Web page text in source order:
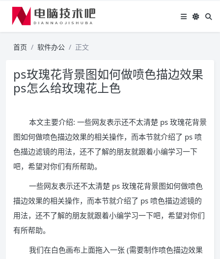
首页 软件办公 正文
ps玫瑰花背景图如何做喷色描边效果
ps怎么给玫瑰花上色
本文主要介绍: 一些网友表示还不太清楚 ps 玫瑰花背景
图如何做喷色描边效果的相关操作，而本节就介绍了 ps 喷
色描边滤镜的用法，还不了解的朋友就跟着小编学习一下
吧，希望对你们有所帮助。
一些网友表示还不太清楚 ps 玫瑰花背景图如何做喷色
描边效果的相关操作，而本节就介绍了 ps 喷色描边滤镜的
用法，还不了解的朋友就跟着小编学习一下吧，希望对你们
有所帮助。
我们在白色画布上面拖入一张 (需要制作喷色描边效果